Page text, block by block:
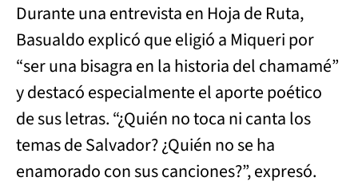
Durante una entrevista en Hoja de Ruta,
Basualdo explicó que eligió a Miqueri por
“ser una bisagra en la historia del chamamé”
y destacó especialmente el aporte poético
de sus letras. “¿Quién no toca ni canta los
temas de Salvador? ¿Quién no se ha
enamorado con sus canciones?”, expresó.